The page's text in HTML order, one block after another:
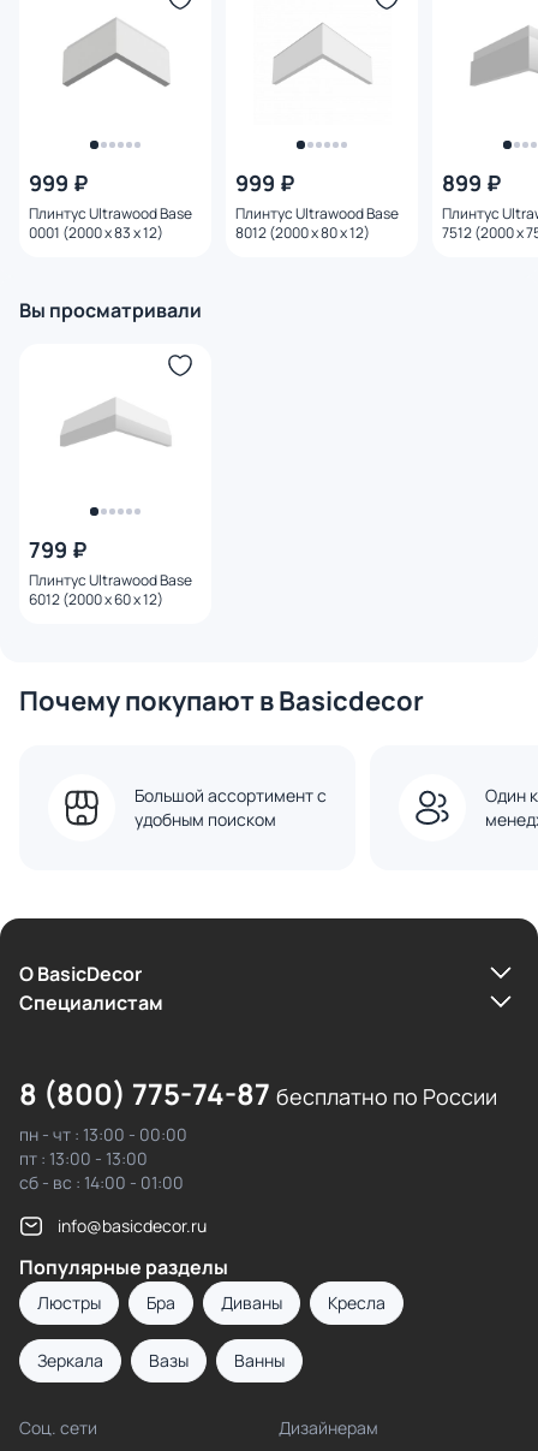
999 ₽
Плинтус Ultrawood Base
0001 (2000 x 83 x 12)
999 ₽
Плинтус Ultrawood Base
8012 (2000 x 80 x 12)
899 ₽
Плинтус
7512 (2000 х
Вы просматривали
799 ₽
Плинтус Ultrawood Base
6012 (2000 х 60 х 12)
Почему покупают в Basicdecor
Большой ассортимент с
удобным поиском
Один
О BasicDecor
Cпециалистам
8 (800) 775-74-87 бесплатно по России
пн - чт : 13:00 - 00:00
пт : 13:00 - 13:00
сб - вс : 14:00 - 01:00
info@basicdecor.ru
Популярные разделы
Люстры Бра Диваны Кресла
Зеркала Вазы Ванны
Соц. сети Дизайнерам